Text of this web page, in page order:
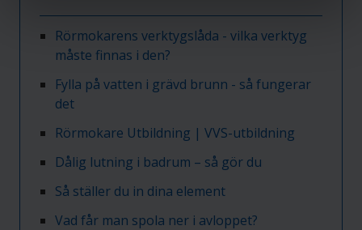
Rörmokarens verktygslåda - vilka verktyg
måste finnas i den?
Fylla på vatten i grävd brunn - så fungerar
det
Rörmokare Utbildning | VVS-utbildning
Dålig lutning i badrum – så gör du
Så ställer du in dina element
Vad får man spola ner i avloppet?